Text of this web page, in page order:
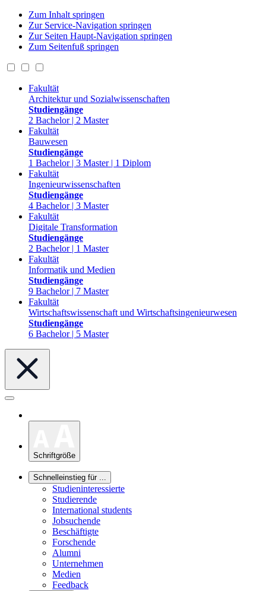
Zum Inhalt springen
Zur Service-Navigation springen
Zur Seiten Haupt-Navigation springen
Zum Seitenfuß springen
Fakultät
Architektur und Sozialwissenschaften
Studiengänge
2 Bachelor | 2 Master
Fakultät
Bauwesen
Studiengänge
1 Bachelor | 3 Master | 1 Diplom
Fakultät
Ingenieurwissenschaften
Studiengänge
4 Bachelor | 3 Master
Fakultät
Digitale Transformation
Studiengänge
2 Bachelor | 1 Master
Fakultät
Informatik und Medien
Studiengänge
9 Bachelor | 7 Master
Fakultät
Wirtschaftswissenschaft und Wirtschaftsingenieurwesen
Studiengänge
6 Bachelor | 5 Master
Schriftgröße
Schnelleinstieg für ...
Studieninteressierte
Studierende
International students
Jobsuchende
Beschäftigte
Forschende
Alumni
Unternehmen
Medien
Feedback